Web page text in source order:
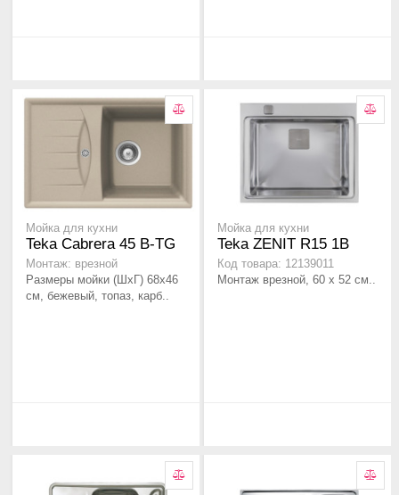
Мойка для кухни
Teka Cabrera 45 B-TG
Монтаж: врезной
Размеры мойки (ШхГ) 68х46
см, бежевый, топаз, карб..
Мойка для кухни
Teka ZENIT R15 1B
Код товара: 12139011
Монтаж врезной, 60 х 52 см..